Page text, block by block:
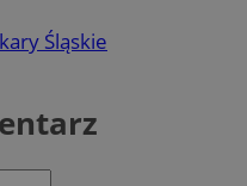
Śląskie